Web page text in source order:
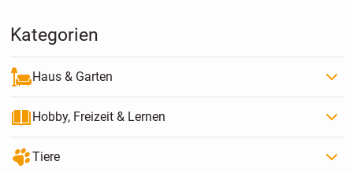
Kategorien
Haus & Garten
Hobby, Freizeit & Lernen
Tiere